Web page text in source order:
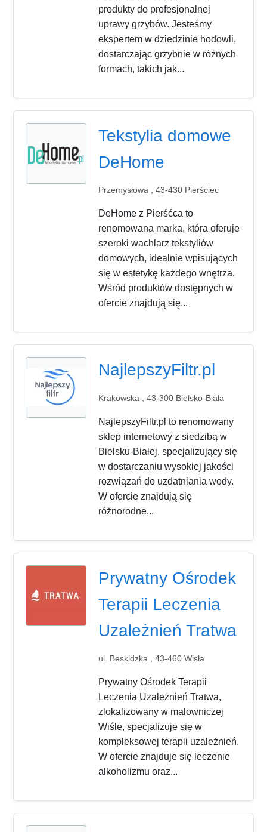
produkty do profesjonalnej
uprawy grzybów. Jesteśmy
ekspertem w dziedzinie hodowli,
dostarczając grzybnie w różnych
formach, takich jak...
Tekstylia domowe
DeHome
Przemysłowa , 43-430 Pierściec
DeHome z Pierśćca to
renomowana marka, która oferuje
szeroki wachlarz tekstyliów
domowych, idealnie wpisujących
się w estetykę każdego wnętrza.
Wśród produktów dostępnych w
ofercie znajdują się...
NajlepszyFiltr.pl
Krakowska , 43-300 Bielsko-Biała
NajlepszyFiltr.pl to renomowany
sklep internetowy z siedzibą w
Bielsku-Białej, specjalizujący się
w dostarczaniu wysokiej jakości
rozwiązań do uzdatniania wody.
W ofercie znajdują się
różnorodne...
Prywatny Ośrodek
Terapii Leczenia
Uzależnień Tratwa
ul. Beskidzka , 43-460 Wisła
Prywatny Ośrodek Terapii
Leczenia Uzależnień Tratwa,
zlokalizowany w malowniczej
Wiśle, specjalizuje się w
kompleksowej terapii uzależnień.
W ofercie znajduje się leczenie
alkoholizmu oraz...